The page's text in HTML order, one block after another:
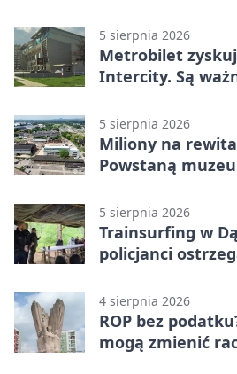
5 sierpnia 2026
Metrobilet
Intercity. Są
5 sierpnia 2026
Miliony na
Powstaną
5 sierpnia 2026
Trainsurfing w
policjanci
4 sierpnia 2026
ROP bez
mogą zmienić